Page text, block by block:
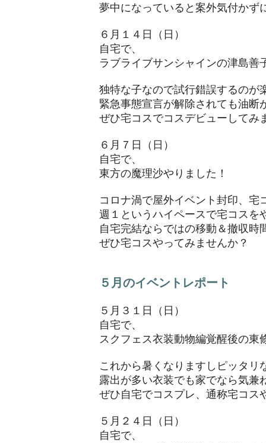
夢中になっていると案外気付かず
６月１４日（日）
自宅で、
ラブライブサンシャインの津島善
独特な子なので試行錯誤するのが
緊急事態宣言が解除されても油断
ぜひ宅コスでコスデビューしてみ
６月７日（日）
自宅で、
東方の魔理沙やりました！
コロナ渦で屋外イベント封印、宅
週１というハイペースで宅コスを
自宅完結ならではの移動＆撤収時
​ぜひ宅コスやってみませんか？
５月のイベントレポート
５月３１日（日）
自宅で、
スクフェス衣装動物編覚醒後の東
これから暑くなりますしピッタリ
露出が多い衣装でも家でなら気兼
ぜひ自宅でコスプレ、通称宅コス
５月２４日（日）
自宅で、